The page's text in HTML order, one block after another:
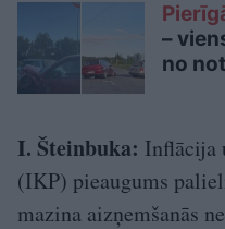
–
no
I. Šteinbuka: Inflācija
(IKP) pieaugums
mazina aizņemšanās